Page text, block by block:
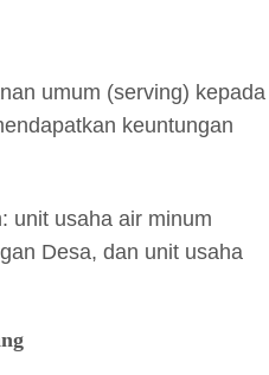
umum (serving) kepada
keuntungan
unit usaha air minum
Desa, dan unit usaha